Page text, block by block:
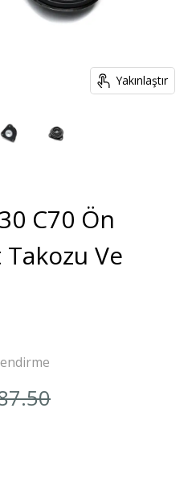
Yakınlaştır
C70 Ön
Ve